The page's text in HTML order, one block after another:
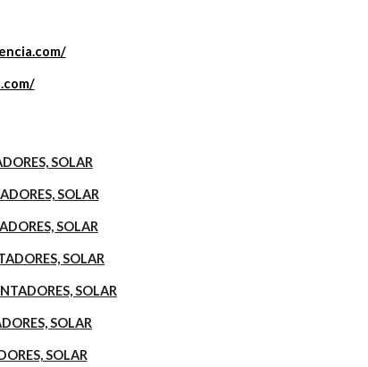
SOLAR
SOLAR
SOLAR
SOLAR
SOLAR
SOLAR
SOLAR